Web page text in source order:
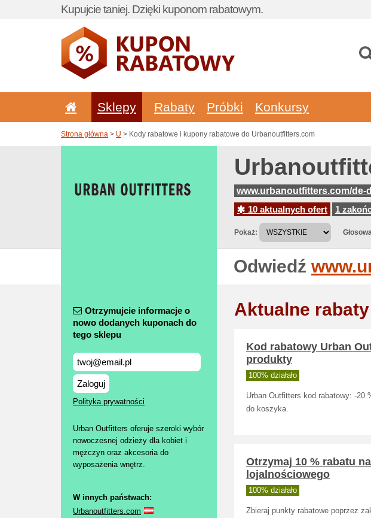
Kupujcie taniej. Dzięki kuponom rabatowym.
Sklepy Rabaty Próbki Konkursy
Strona główna > U > Kody rabatowe i kupony rabatowe do Urbanoutfitters.com
www.urbanoutfitters.com/de-
10 aktualnych ofert
1
Pokaż:
Odwiedź
Otrzymujcie informacje o
nowo dodanych kuponach do
tego sklepu
Zaloguj
Polityka prywatności
Urban Outfitters oferuje szeroki wybór
nowoczesnej odzieży dla kobiet i
mężczyn oraz akcesoria do
wyposażenia wnętrz.
W innych państwach:
Urbanoutfitters.com
Aktualne
Kod rabatowy Urban
produkty
100% działało
Urban Outfitters kod rabatowy: -20
do koszyka.
Otrzymaj 10 % rabatu
lojalnościowego
100% działało
Zbieraj punkty rabatowe poprzez